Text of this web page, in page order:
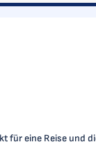
für eine Reise und